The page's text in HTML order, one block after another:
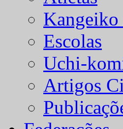
Escolas
Uchi-
Artigos